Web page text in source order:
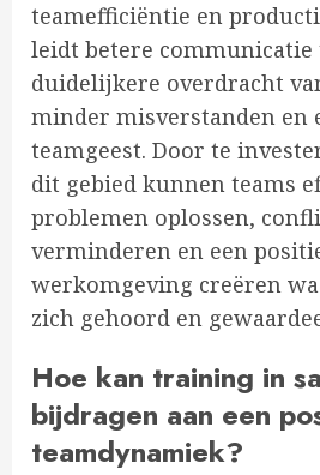
teamefficiëntie en
leidt betere communicatie
duidelijkere overdracht
minder misverstanden en
teamgeest. Door te
dit gebied kunnen teams
problemen oplossen,
verminderen en een
werkomgeving creëren
zich gehoord en
Hoe kan training in
bijdragen aan een
teamdynamiek?